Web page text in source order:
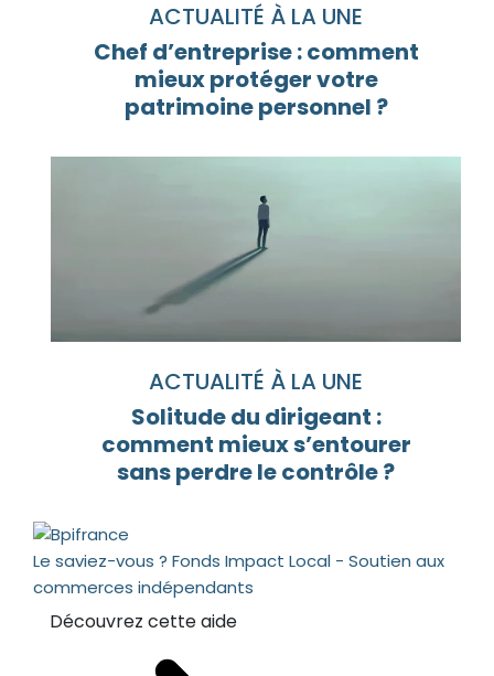
ACTUALITÉ À LA UNE
Chef d’entreprise : comment
mieux protéger votre
patrimoine personnel ?
ACTUALITÉ À LA UNE
Solitude du dirigeant :
comment mieux s’entourer
sans perdre le contrôle ?
Le saviez-vous ? Fonds Impact Local - Soutien aux
commerces indépendants
Découvrez cette aide